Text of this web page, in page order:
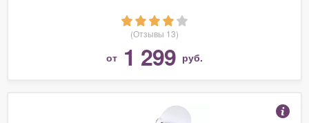
(Отзывы 13)
от 1 299 руб.